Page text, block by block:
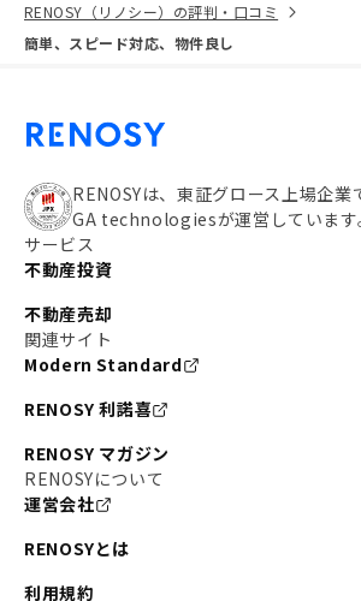
RENOSY（リノシー）の評判・口コミ
簡単、スピード対応、物件良し
RENOSYは、東証グロース上場企業
GA technologiesが運営しています
サービス
不動産投資
不動産売却
関連サイト
Modern Standard
RENOSY 利諾喜
RENOSY マガジン
RENOSYについて
運営会社
RENOSYとは
利用規約